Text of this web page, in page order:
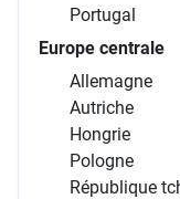
Portugal
Europe centrale
Allemagne
Autriche
Hongrie
Pologne
République